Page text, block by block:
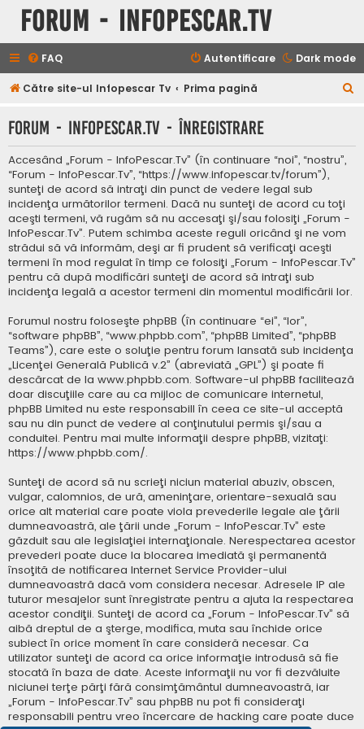
Forum - InfoPescar.Tv
Dark mode
FAQ Autentificare
Către site-ul Infopescar Tv Prima pagină
t
Forum - InfoPescar.Tv - Înregistrare
Accesând „Forum - InfoPescar.Tv” (în continuare “noi”, “nostru”,
“Forum - InfoPescar.Tv”, “https://www.infopescar.tv/forum”),
sunteţi de acord să intraţi din punct de vedere legal sub
incidenţa următorilor termeni. Dacă nu sunteţi de acord cu toţi
aceşti termeni, vă rugăm să nu accesaţi şi/sau folosiţi „Forum -
InfoPescar.Tv”. Putem schimba aceste reguli oricând şi ne vom
strădui să vă informăm, deşi ar fi prudent să verificaţi aceşti
termeni în mod regulat în timp ce folosiţi „Forum - InfoPescar.Tv”
pentru că după modificări sunteţi de acord să intraţi sub
incidenţa legală a acestor termeni din momentul modificării lor.
Forumul nostru foloseşte phpBB (în continuare “ei”, “lor”,
“software phpBB”, “www.phpbb.com”, “phpBB Limited”, “phpBB
Teams”), care este o soluţie pentru forum lansată sub incidenţa
„Licenţei Generală Publică v.2” (abreviată „GPL”) şi poate fi
descărcat de la www.phpbb.com. Software-ul phpBB facilitează
doar discuţiile care au ca mijloc de comunicare internetul,
phpBB Limited nu este responsabill în ceea ce site-ul acceptă
sau nu din punct de vedere al conţinutului permis şi/sau a
conduitei. Pentru mai multe informaţii despre phpBB, vizitaţi:
https://www.phpbb.com/.
Sunteţi de acord să nu scrieţi niciun material abuziv, obscen,
vulgar, calomnios, de ură, ameninţare, orientare-sexuală sau
orice alt material care poate viola prevederile legale ale ţării
dumneavoastră, ale ţării unde „Forum - InfoPescar.Tv” este
găzduit sau ale legislaţiei internaţionale. Nerespectarea acestor
prevederi poate duce la blocarea imediată şi permanentă
însoţită de notificarea Internet Service Provider-ului
dumneavoastră dacă vom considera necesar. Adresele IP ale
tuturor mesajelor sunt înregistrate pentru a ajuta la respectarea
acestor condiţii. Sunteţi de acord ca „Forum - InfoPescar.Tv” să
aibă dreptul de a şterge, modifica, muta sau închide orice
subiect în orice moment în care consideră necesar. Ca
utilizator sunteţi de acord ca orice informaţie introdusă să fie
stocată în baza de date. Aceste informaţii nu vor fi dezvăluite
niciunei terţe părţi fără consimţământul dumneavoastră, iar
„Forum - InfoPescar.Tv” sau phpBB nu pot fi consideraţi
responsabili pentru vreo încercare de hacking care poate duce